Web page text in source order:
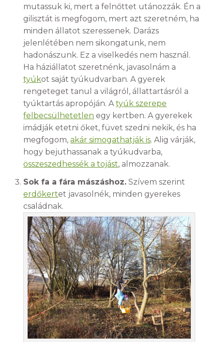
mutassuk ki, mert a felnőttet utánozzák. Én a
gilisztát is megfogom, mert azt szeretném, ha
minden állatot szeressenek. Darázs
jelenlétében nem sikongatunk, nem
hadonászunk. Ez a viselkedés nem használ.
Ha háziállatot szeretnénk, javasolnám a
tyúkot saját tyúkudvarban. A gyerek
rengeteget tanul a világról, állattartásról a
tyúktartás apropóján. Atyúk szerepe
felbecsülhetetlen egy kertben. A gyerekek
imádják etetni őket, füvet szedni nekik, és ha
megfogom,akár simogathatják is. Alig várják,
hogy bejuthassanak a tyúkudvarba,
összeszedhessék a tojást, almozzanak.
Sok fa a fára mászáshoz. Szívem szerint
erdőkertet javasolnék, minden gyerekes
családnak.